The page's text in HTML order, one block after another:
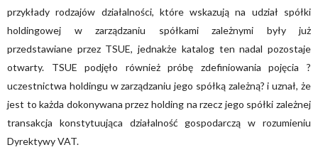
przykłady rodzajów działalności, które wskazują na udział spółki
holdingowej w zarządzaniu spółkami zależnymi były już
przedstawiane przez TSUE, jednakże katalog ten nadal pozostaje
otwarty. TSUE podjęło również próbę zdefiniowania pojęcia ?
uczestnictwa holdingu w zarządzaniu jego spółką zależną? i uznał, że
jest to każda dokonywana przez holding na rzecz jego spółki zależnej
transakcja konstytuująca działalność gospodarczą w rozumieniu
Dyrektywy VAT.